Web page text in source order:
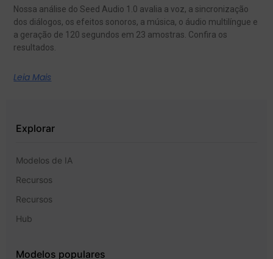
Nossa análise do Seed Audio 1.0 avalia a voz, a sincronização
dos diálogos, os efeitos sonoros, a música, o áudio multilíngue e
a geração de 120 segundos em 23 amostras. Confira os
resultados.
Leia Mais
Explorar
Modelos de IA
Recursos
Recursos
Hub
Modelos populares